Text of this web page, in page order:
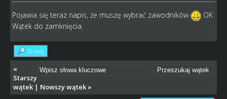
Pojawia się teraz napis, że muszę wybrać zawodników
OK
Wątek do zamknięcia.
Szukaj
«
Starszy
wątek| Nowszy wątek»